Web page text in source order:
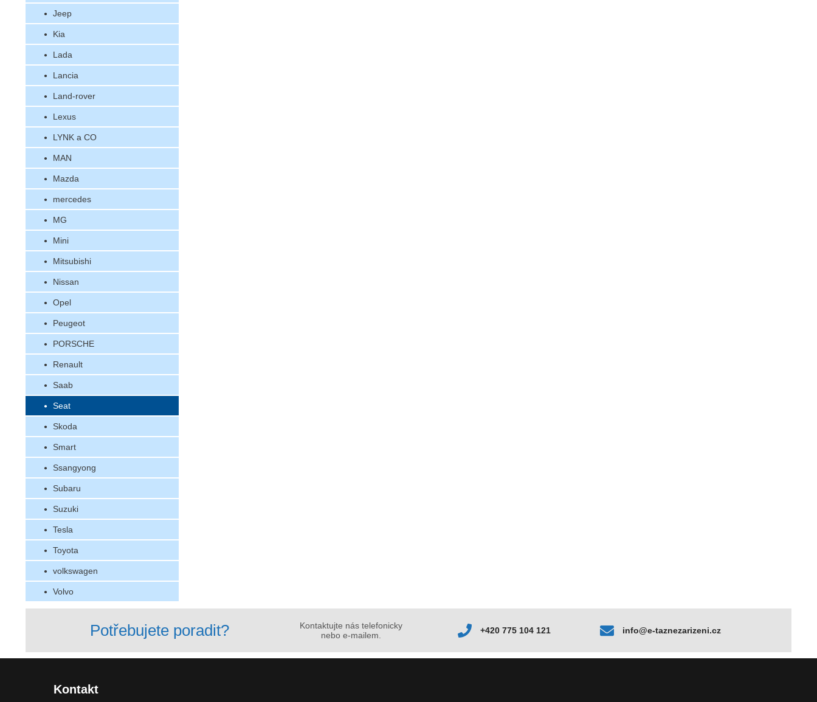
Jeep
Kia
Lada
Lancia
Land-rover
Lexus
LYNK a CO
MAN
Mazda
mercedes
MG
Mini
Mitsubishi
Nissan
Opel
Peugeot
PORSCHE
Renault
Saab
Seat
Skoda
Smart
Ssangyong
Subaru
Suzuki
Tesla
Toyota
volkswagen
Volvo
Potřebujete poradit?
Kontaktujte nás telefonicky
nebo e-mailem.
+420 775 104 121 info@e-taznezarizeni.cz
Kontakt